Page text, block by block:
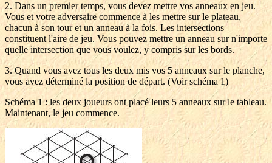
2. Dans un premier temps, vous devez mettre vos anneaux en jeu.
Vous et votre adversaire commence à les mettre sur le plateau,
chacun à son tour et un anneau à la fois. Les intersections
constituent l'aire de jeu. Vous pouvez mettre un anneau sur n'importe
quelle intersection que vous voulez, y compris sur les bords.
3. Quand vous avez tous les deux mis vos 5 anneaux sur le planche,
vous avez déterminé la position de départ. (Voir schéma 1)
Schéma 1 : les deux joueurs ont placé leurs 5 anneaux sur le tableau.
Maintenant, le jeu commence.